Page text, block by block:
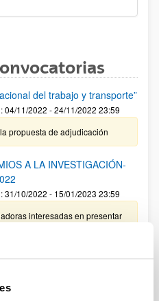
del trabajo y transporte”
04/11/2022 - 24/11/2022 23:59
propuesta de adjudicación
A LA INVESTIGACIÓN-
31/10/2022 - 15/01/2023 23:59
interesadas en presentar